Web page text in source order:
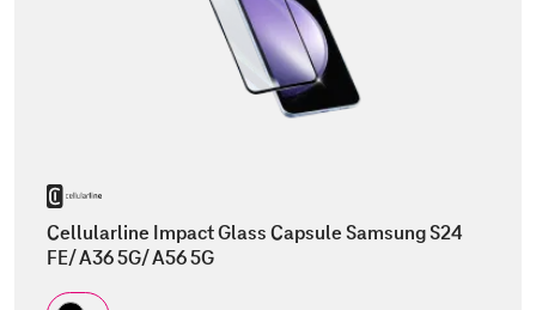
Cellularline Impact Glass Capsule Samsung S24
FE/ A36 5G/ A56 5G